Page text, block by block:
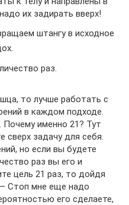
их задирать вверх!
штангу в исходное
раз.
то лучше работать с
в каждом подходе.
именно 21? Тут
сверх задачу для себя.
но если вы будете
раз вы его и
цель 21 раз, то дойдя
Стоп мне еще надо
его сделаете,